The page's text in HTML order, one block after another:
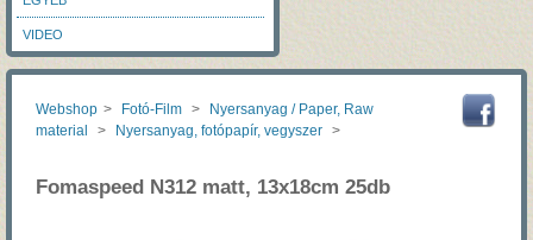
VIDEO
Webshop > Fotó-Film >
Nyersanyag / Paper, Raw
material
> Nyersanyag, fotópapír, vegyszer >
Fomaspeed N312 matt, 13x18cm 25db